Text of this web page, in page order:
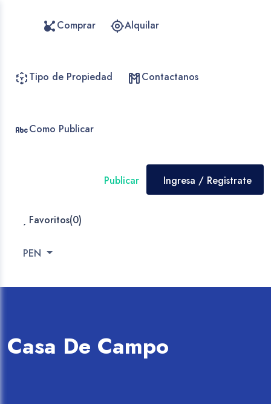
Comprar Alquilar
Tipo de Propiedad Contactanos
Como Publicar
Publicar Ingresa / Registrate
Favoritos(0)
PEN
Casa De Campo